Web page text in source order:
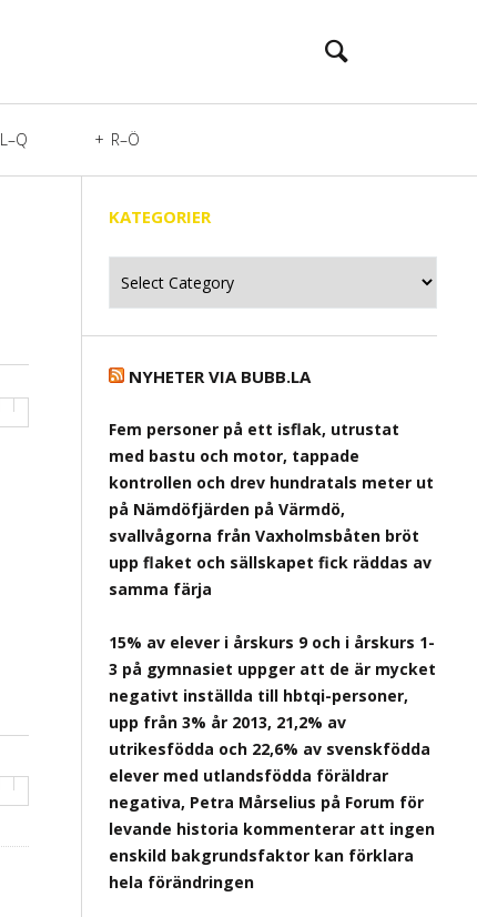
L–Q R–Ö
KATEGORIER
NYHETER VIA BUBB.LA
Fem personer på ett isflak, utrustat
med bastu och motor, tappade
kontrollen och drev hundratals meter ut
på Nämdöfjärden på Värmdö,
svallvågorna från Vaxholmsbåten bröt
upp flaket och sällskapet fick räddas av
samma färja
15% av elever i årskurs 9 och i årskurs 1-
3 på gymnasiet uppger att de är mycket
negativt inställda till hbtqi-personer,
upp från 3% år 2013, 21,2% av
utrikesfödda och 22,6% av svenskfödda
elever med utlandsfödda föräldrar
negativa, Petra Mårselius på Forum för
levande historia kommenterar att ingen
enskild bakgrundsfaktor kan förklara
hela förändringen